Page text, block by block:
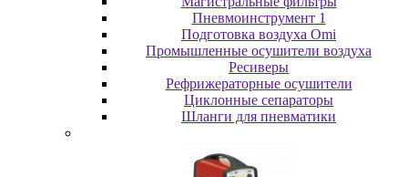
Пневмоинструмент 1
Подготовка воздуха Omi
Промышленные осушители воздуха
Ресиверы
Рефрижераторные осушители
Циклонные сепараторы
Шланги для пневматики